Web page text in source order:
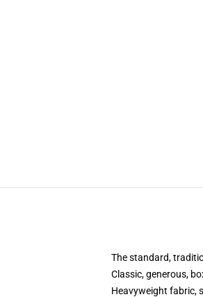
The standard,
Classic, generous,
Heavyweight fabric,